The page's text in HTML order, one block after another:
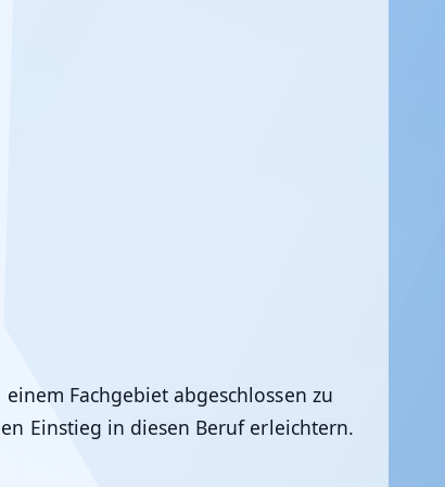
Fachgebiet abgeschlossen zu
Einstieg in diesen Beruf erleichtern.